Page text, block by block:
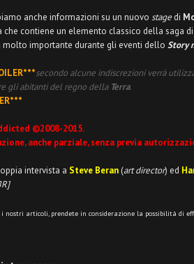
anche informazioni su un nuovo stage di
che contiene un elemento classico della saga di
molto importante durante gli eventi dello Story
secondo alcune indiscrezioni verrà
gli abitanti del regno della Terra.
©2008-2015.
anche parziale, senza previa
intervista a Steve Beran (art director) ed
nostri articoli, prendete in considerazione la possibilità di